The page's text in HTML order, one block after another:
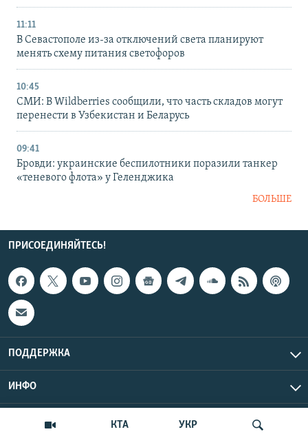
КТА УКР
11:11
В Севастополе из-за отключений света планируют
менять схему питания светофоров
10:45
СМИ: В Wildberries сообщили, что часть складов могут
перенести в Узбекистан и Беларусь
09:41
Бровди: украинские беспилотники поразили танкер
«теневого флота» у Геленджика
БОЛЬШЕ
ПРИСОЕДИНЯЙТЕСЬ!
ПОДДЕРЖКА
ИНФО
Copyright Крым.Реалии, 2026 | Все права защищены.
UTC+3